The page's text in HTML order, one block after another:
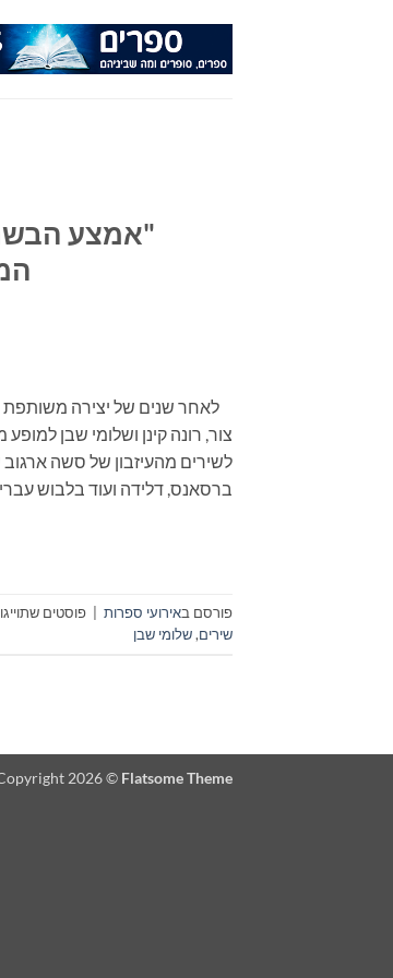
"אמצע
לאחר שנים של יצירה משותפת
צור, רונה קינן ושלומי שבן
לשירים מהעיזבון של סשה ארגוב
ברסאנס, דלידה ועוד בלבוש
פורסם באירועי ספרות פוסטים שתוייגו
שירים,שלומי שבן
2026 © Flatsome Theme